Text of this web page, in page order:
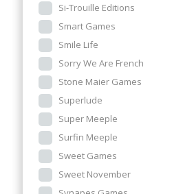
Si-Trouille Editions
Smart Games
Smile Life
Sorry We Are French
Stone Maier Games
Superlude
Super Meeple
Surfin Meeple
Sweet Games
Sweet November